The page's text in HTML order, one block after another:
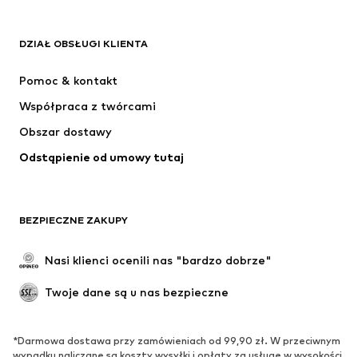
Next
SUPERFIT
DZIAŁ OBSŁUGI KLIENTA
Pomoc & kontakt
Współpraca z twórcami
Obszar dostawy
Odstąpienie od umowy tutaj
BEZPIECZNE ZAKUPY
Nasi klienci ocenili nas "bardzo dobrze"
Twoje dane są u nas bezpieczne
*Darmowa dostawa przy zamówieniach od 99,90 zł. W przeciwnym